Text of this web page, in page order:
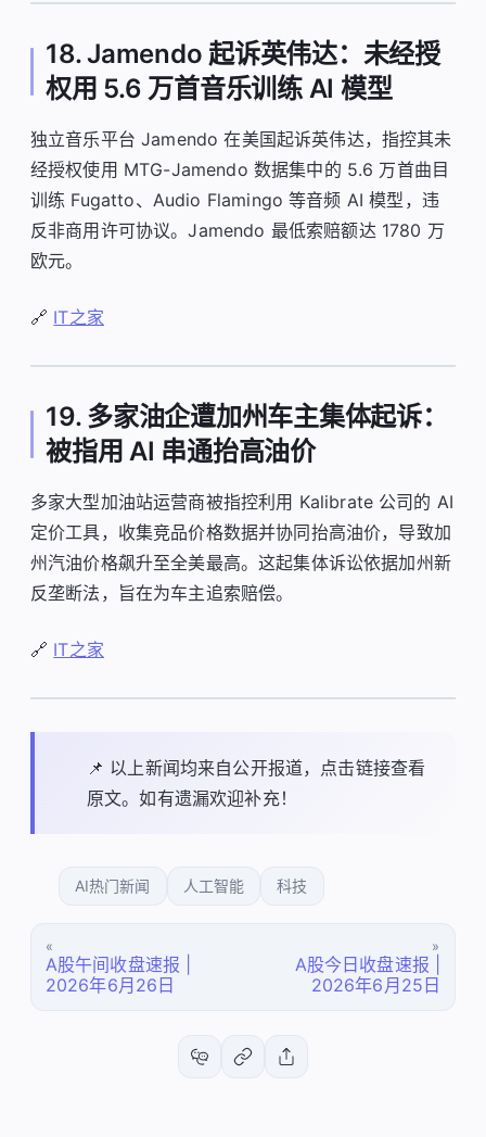
18. Jamendo 起诉英伟达：未经授
权用 5.6 万首音乐训练 AI 模型
独立音乐平台 Jamendo 在美国起诉英伟达，指控其未
经授权使用 MTG-Jamendo 数据集中的 5.6 万首曲目
训练 Fugatto、Audio Flamingo 等音频 AI 模型，违
反非商用许可协议。Jamendo 最低索赔额达 1780 万
欧元。
🔗 IT之家
19. 多家油企遭加州车主集体起诉：
被指用 AI 串通抬高油价
多家大型加油站运营商被指控利用 Kalibrate 公司的 AI
定价工具，收集竞品价格数据并协同抬高油价，导致加
州汽油价格飙升至全美最高。这起集体诉讼依据加州新
反垄断法，旨在为车主追索赔偿。
🔗 IT之家
📌 以上新闻均来自公开报道，点击链接查看
原文。如有遗漏欢迎补充！
AI热门新闻 人工智能 科技
«
A股午间收盘速报 |
2026年6月26日
»
A股今日收盘速报 |
2026年6月25日